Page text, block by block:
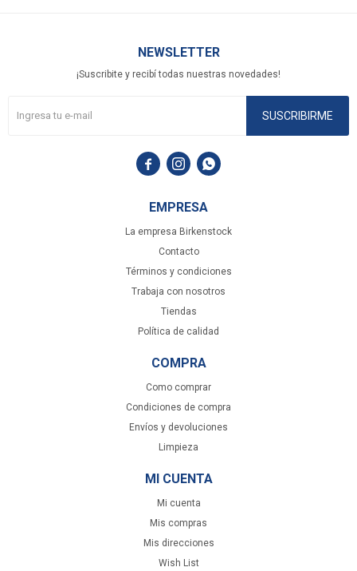
EMPRESA
La empresa Birkenstock
Contacto
Términos y condiciones
Trabaja con nosotros
Tiendas
Política de calidad
COMPRA
Como comprar
Condiciones de compra
Envíos y devoluciones
Limpieza
MI CUENTA
Mi cuenta
Mis compras
Mis direcciones
Wish List
NEWSLETTER
¡Suscribite y recibí todas nuestras novedades!
SUSCRIBIRME
  